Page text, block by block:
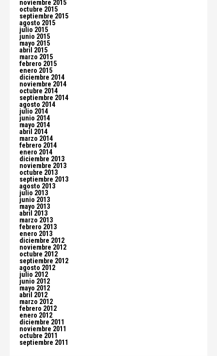
noviembre 2015
octubre 2015
septiembre 2015
agosto 2015
julio 2015
junio 2015
mayo 2015
abril 2015
marzo 2015
febrero 2015
enero 2015
diciembre 2014
noviembre 2014
octubre 2014
septiembre 2014
agosto 2014
julio 2014
junio 2014
mayo 2014
abril 2014
marzo 2014
febrero 2014
enero 2014
diciembre 2013
noviembre 2013
octubre 2013
septiembre 2013
agosto 2013
julio 2013
junio 2013
mayo 2013
abril 2013
marzo 2013
febrero 2013
enero 2013
diciembre 2012
noviembre 2012
octubre 2012
septiembre 2012
agosto 2012
julio 2012
junio 2012
mayo 2012
abril 2012
marzo 2012
febrero 2012
enero 2012
diciembre 2011
noviembre 2011
octubre 2011
septiembre 2011